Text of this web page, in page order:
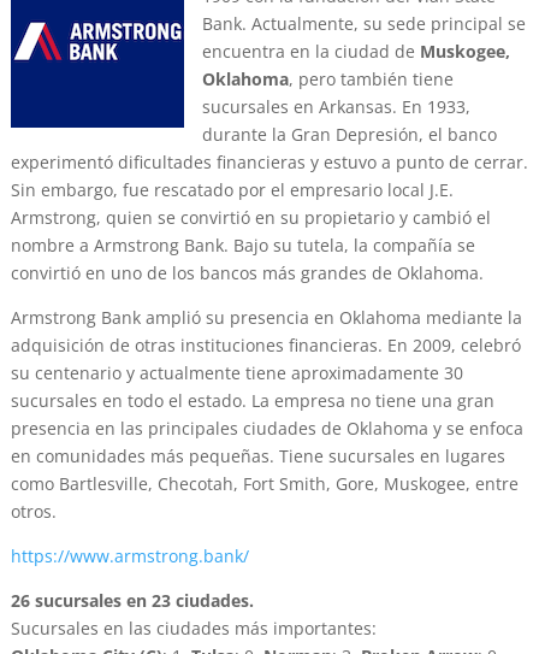
Bank. Actualmente, su sede principal se
encuentra en la ciudad de Muskogee,
Oklahoma, pero también tiene
sucursales en Arkansas. En 1933,
durante la Gran Depresión, el banco
experimentó dificultades financieras y estuvo a punto de cerrar.
Sin embargo, fue rescatado por el empresario local J.E.
Armstrong, quien se convirtió en su propietario y cambió el
nombre a Armstrong Bank. Bajo su tutela, la compañía se
convirtió en uno de los bancos más grandes de Oklahoma.
Armstrong Bank amplió su presencia en Oklahoma mediante la
adquisición de otras instituciones financieras. En 2009, celebró
su centenario y actualmente tiene aproximadamente 30
sucursales en todo el estado. La empresa no tiene una gran
presencia en las principales ciudades de Oklahoma y se enfoca
en comunidades más pequeñas. Tiene sucursales en lugares
como Bartlesville, Checotah, Fort Smith, Gore, Muskogee, entre
otros.
https://www.armstrong.bank/
26 sucursales en 23 ciudades.
Sucursales en las ciudades más importantes: